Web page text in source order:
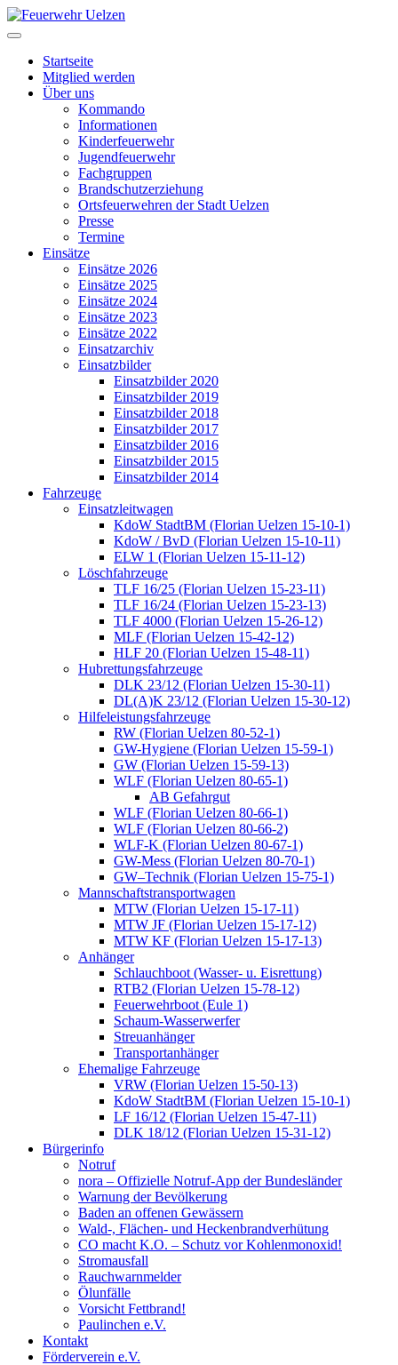
Startseite
Mitglied werden
Über uns
Kommando
Informationen
Kinderfeuerwehr
Jugendfeuerwehr
Fachgruppen
Brandschutzerziehung
Ortsfeuerwehren der Stadt Uelzen
Presse
Termine
Einsätze
Einsätze 2026
Einsätze 2025
Einsätze 2024
Einsätze 2023
Einsätze 2022
Einsatzarchiv
Einsatzbilder
Einsatzbilder 2020
Einsatzbilder 2019
Einsatzbilder 2018
Einsatzbilder 2017
Einsatzbilder 2016
Einsatzbilder 2015
Einsatzbilder 2014
Fahrzeuge
Einsatzleitwagen
KdoW StadtBM (Florian Uelzen 15-10-1)
KdoW / BvD (Florian Uelzen 15-10-11)
ELW 1 (Florian Uelzen 15-11-12)
Löschfahrzeuge
TLF 16/25 (Florian Uelzen 15-23-11)
TLF 16/24 (Florian Uelzen 15-23-13)
TLF 4000 (Florian Uelzen 15-26-12)
MLF (Florian Uelzen 15-42-12)
HLF 20 (Florian Uelzen 15-48-11)
Hubrettungsfahrzeuge
DLK 23/12 (Florian Uelzen 15-30-11)
DL(A)K 23/12 (Florian Uelzen 15-30-12)
Hilfeleistungsfahrzeuge
RW (Florian Uelzen 80-52-1)
GW-Hygiene (Florian Uelzen 15-59-1)
GW (Florian Uelzen 15-59-13)
WLF (Florian Uelzen 80-65-1)
AB Gefahrgut
WLF (Florian Uelzen 80-66-1)
WLF (Florian Uelzen 80-66-2)
WLF-K (Florian Uelzen 80-67-1)
GW-Mess (Florian Uelzen 80-70-1)
GW–Technik (Florian Uelzen 15-75-1)
Mannschaftstransportwagen
MTW (Florian Uelzen 15-17-11)
MTW JF (Florian Uelzen 15-17-12)
MTW KF (Florian Uelzen 15-17-13)
Anhänger
Schlauchboot (Wasser- u. Eisrettung)
RTB2 (Florian Uelzen 15-78-12)
Feuerwehrboot (Eule 1)
Schaum-Wasserwerfer
Streuanhänger
Transportanhänger
Ehemalige Fahrzeuge
VRW (Florian Uelzen 15-50-13)
KdoW StadtBM (Florian Uelzen 15-10-1)
LF 16/12 (Florian Uelzen 15-47-11)
DLK 18/12 (Florian Uelzen 15-31-12)
Bürgerinfo
Notruf
nora – Offizielle Notruf-App der Bundesländer
Warnung der Bevölkerung
Baden an offenen Gewässern
Wald-, Flächen- und Heckenbrandverhütung
CO macht K.O. – Schutz vor Kohlenmonoxid!
Stromausfall
Rauchwarnmelder
Ölunfälle
Vorsicht Fettbrand!
Paulinchen e.V.
Kontakt
Förderverein e.V.